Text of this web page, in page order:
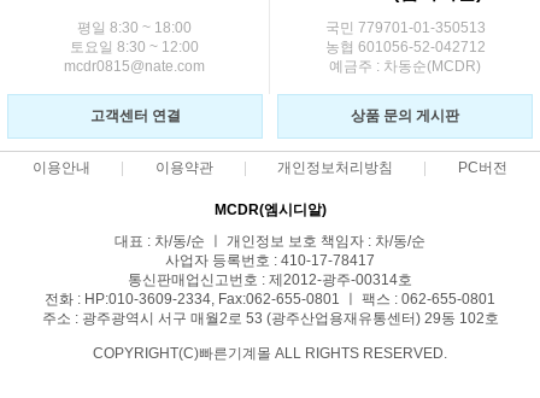
평일 8:30 ~ 18:00
토요일 8:30 ~ 12:00
mcdr0815@nate.com
국민 779701-01-350513
농협 601056-52-042712
예금주 : 차동순(MCDR)
고객센터 연결 상품 문의 게시판
이용안내 이용약관 개인정보처리방침 PC버전
MCDR(엠시디알)
대표 : 차/동/순 ㅣ 개인정보 보호 책임자 : 차/동/순
사업자 등록번호 : 410-17-78417
통신판매업신고번호 : 제2012-광주-00314호
전화 : HP:010-3609-2334, Fax:062-655-0801 ㅣ 팩스 : 062-655-0801
주소 : 광주광역시 서구 매월2로 53 (광주산업용재유통센터) 29동 102호
COPYRIGHT(C)빠른기계몰 ALL RIGHTS RESERVED.